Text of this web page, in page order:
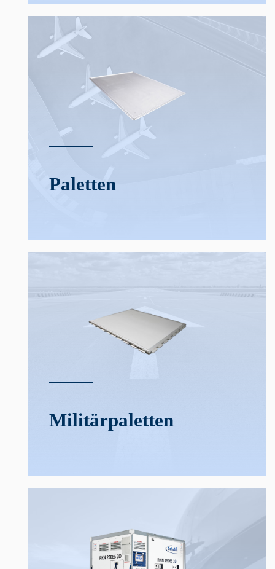
Paletten
Militär­­paletten